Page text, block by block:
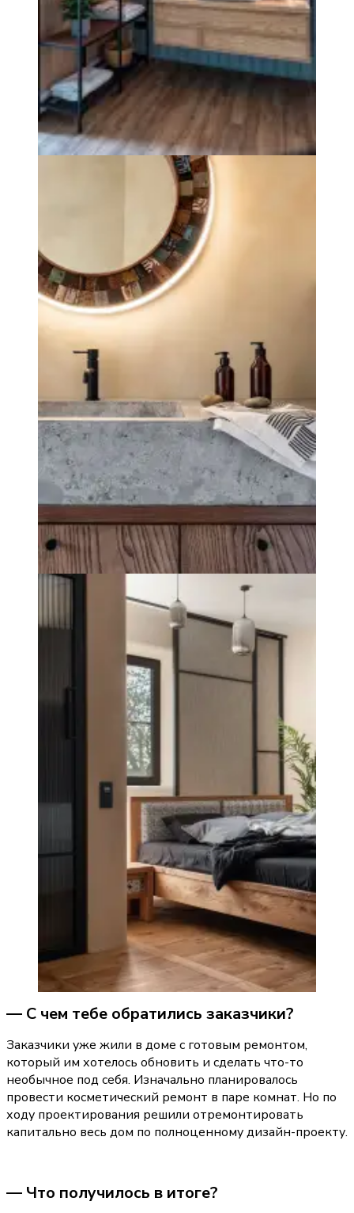
— С чем тебе обратились заказчики?
Заказчики уже жили в доме с готовым ремонтом,
который им хотелось обновить и сделать что-то
необычное под себя. Изначально планировалось
провести косметический ремонт в паре комнат. Но по
ходу проектирования решили отремонтировать
капитально весь дом по полноценному дизайн-проекту.
— Что получилось в итоге?